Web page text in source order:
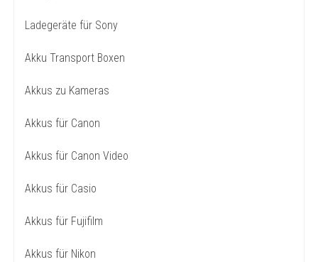
Ladegeräte für Sony
Akku Transport Boxen
Akkus zu Kameras
Akkus für Canon
Akkus für Canon Video
Akkus für Casio
Akkus für Fujifilm
Akkus für Nikon